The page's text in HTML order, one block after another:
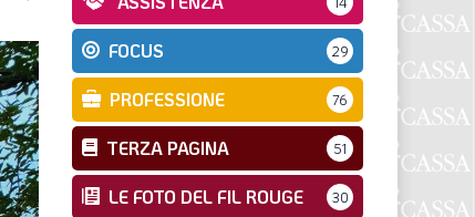
FOCUS 29
PROFESSIONE 76
TERZA PAGINA 51
LE FOTO DEL FIL ROUGE 30